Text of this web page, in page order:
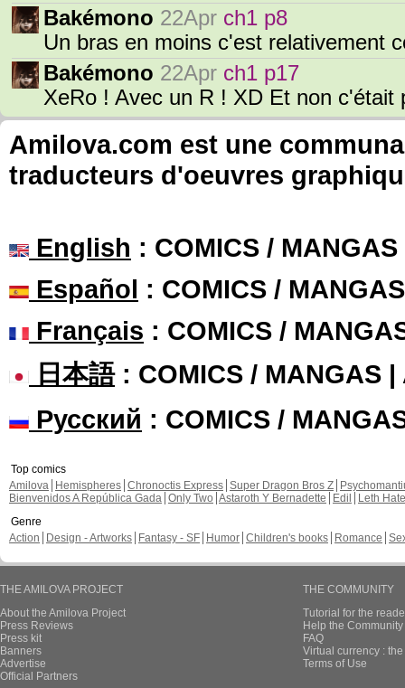
Bakémono 22Apr ch1 p8
Un bras en moins c'est relativement
Bakémono 22Apr ch1 p17
XeRo ! Avec un R ! XD Et non
Amilova.com est une
traducteurs d'oeuvres
English : COMICS /
Español : COMICS /
Français : COMICS /
日本語: COMICS / MANGAS |
Русский : COMICS /
Top comics
Amilova
Hemispheres Chronoctis Express Super Dragon Bros Z
Bienvenidos A República Gada Only Two Astaroth Y Bernadette Edil
Leth Hate
Genre
Action
Design - Artworks Fantasy - SF Humor Children's books Romance
THE AMILOVA PROJECT
About the Amilova Project
Press Reviews
Press kit
Banners
Advertise
Official Partners
THE COMMUNITY
Tutorial for the
Help the
FAQ
Virtual currency :
Terms of Use